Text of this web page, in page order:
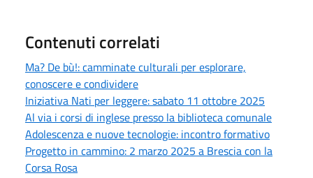
Contenuti correlati
Ma? De bù!: camminate culturali per esplorare,
conoscere e condividere
Iniziativa Nati per leggere: sabato 11 ottobre 2025
Al via i corsi di inglese presso la biblioteca comunale
Adolescenza e nuove tecnologie: incontro formativo
Progetto in cammino: 2 marzo 2025 a Brescia con la
Corsa Rosa